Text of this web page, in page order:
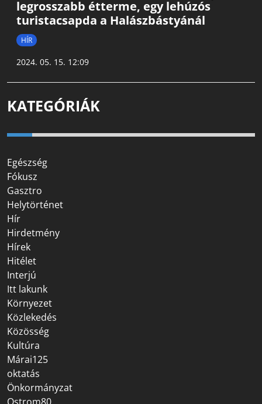
legrosszabb étterme, egy lehúzós
turistacsapda a Halászbástyánál
HÍR
2024. 05. 15. 12:09
KATEGÓRIÁK
Egészség
Fókusz
Gasztro
Helytörténet
Hír
Hirdetmény
Hírek
Hitélet
Interjú
Itt lakunk
Környezet
Közlekedés
Közösség
Kultúra
Márai125
oktatás
Önkormányzat